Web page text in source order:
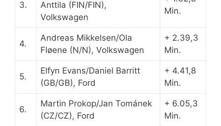
3.
Anttila (FIN/FIN),
Volkswagen
Min.
4.
Andreas Mikkelsen/Ola
Fløene (N/N), Volkswagen
+ 2.39,3
Min.
5.
Elfyn Evans/Daniel Barritt
(GB/GB), Ford
+ 4.41,8
Min.
6.
Martin Prokop/Jan Tománek
(CZ/CZ), Ford
+ 6.05,3
Min.